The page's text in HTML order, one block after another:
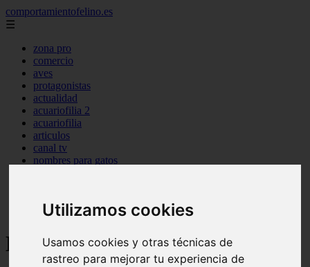
Utilizamos cookies
Usamos cookies y otras técnicas de
rastreo para mejorar tu experiencia de
comportamientofelino.es
☰
zona pro
comercio
aves
protagonistas
actualidad
acuariofilia 2
acuariofilia
articulos
canal tv
nombres para gatos
zona pro
Blog sobre gatos